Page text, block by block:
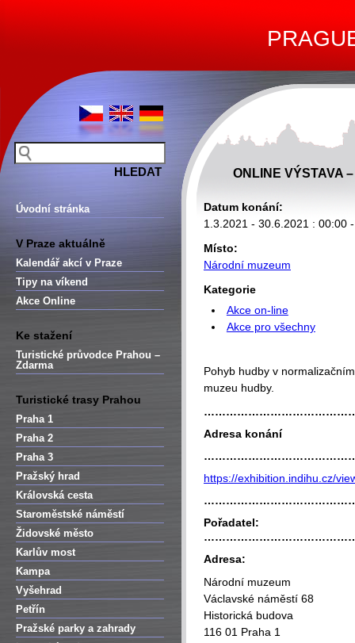
Úvodní stránka
V Praze aktuálně
Kalendář akcí v Praze
Tipy na víkend
Akce Online
Ke stažení
Turistické průvodce Prahou –
Zdarma
Turistické trasy Prahou
Praha 1
Praha 2
Praha 3
Pražský hrad
Královská cesta
Staroměstské náměstí
Židovské město
Karlův most
Kampa
Vyšehrad
Petřín
Pražské parky a zahrady
ONLINE VÝSTAVA
Datum konání:
1.3.2021 - 30.6.2021 : 00:00
Místo:
Národní muzeum
Kategorie
Akce on-line
Akce pro všechny
Pohyb hudby v
muzeu hudby.
Adresa konání
https://exhibition.indihu.cz/
Pořadatel:
Adresa:
Národní muzeum
Václavské náměstí 68
Historická budova
116 01 Praha 1